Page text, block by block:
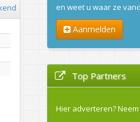
en weet u waar ze
Aanmelden
Top Partners
Hier adverteren?